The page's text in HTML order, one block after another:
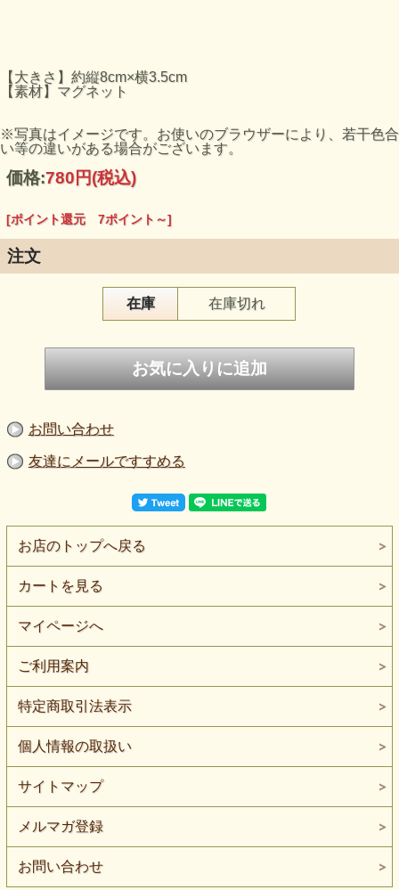
【大きさ】約縦8cm×横3.5cm
【素材】マグネット
※写真はイメージです。お使いのブラウザーにより、若干色合
い等の違いがある場合がございます。
価格:780円(税込)
[ポイント還元 7ポイント～]
注文
在庫 在庫切れ
お問い合わせ
友達にメールですすめる
お店のトップへ戻る
カートを見る
マイページへ
ご利用案内
特定商取引法表示
個人情報の取扱い
サイトマップ
メルマガ登録
お問い合わせ